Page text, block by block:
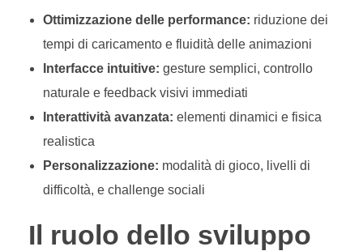
Ottimizzazione delle performance: riduzione dei
tempi di caricamento e fluidità delle animazioni
Interfacce intuitive: gesture semplici, controllo
naturale e feedback visivi immediati
Interattività avanzata: elementi dinamici e fisica
realistica
Personalizzazione: modalità di gioco, livelli di
difficoltà, e challenge sociali
Il ruolo dello sviluppo